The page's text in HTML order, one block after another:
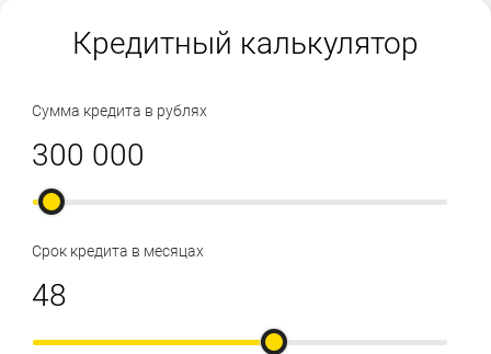
Кредитный калькулятор
Сумма кредита в рублях
Срок кредита в месяцах